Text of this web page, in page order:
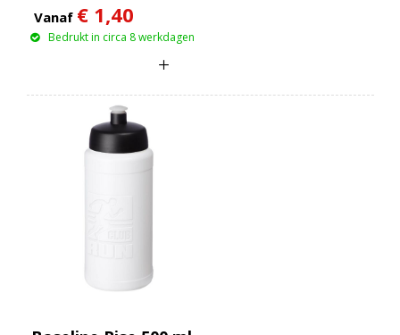
Vanaf € 1,40
Bedrukt in circa 8 werkdagen